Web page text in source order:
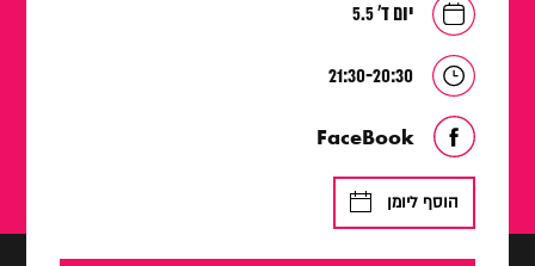
יום ד' 5.5
21:30-20:30
FaceBook
הוסף ליומן